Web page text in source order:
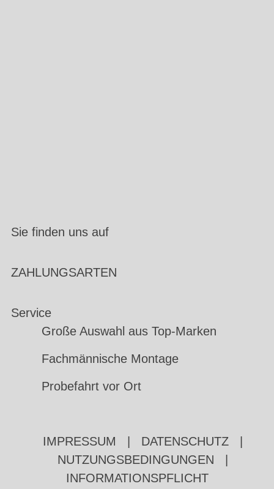
Sie finden uns auf
ZAHLUNGSARTEN
Service
Große Auswahl aus Top-Marken
Fachmännische Montage
Probefahrt vor Ort
IMPRESSUM DATENSCHUTZ
NUTZUNGSBEDINGUNGEN
INFORMATIONSPFLICHT